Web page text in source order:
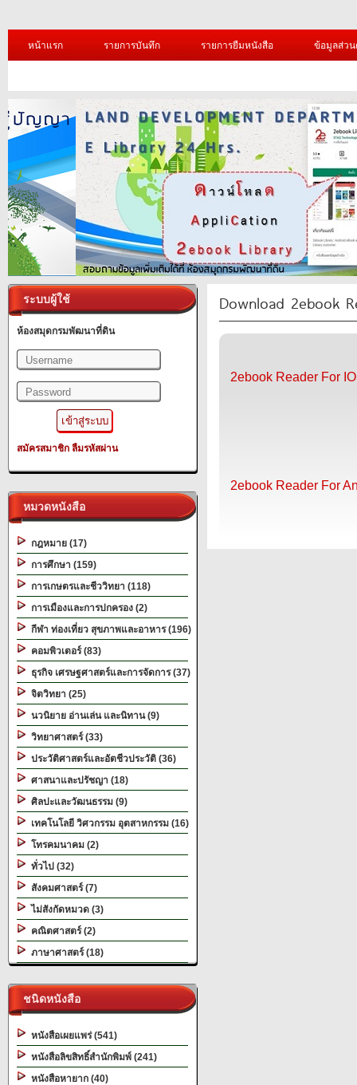
หน้าแรก รายการบันทึก รายการยืมหนังสือ ข้อมูลส่ว
ระบบผู้ใช้
ห้องสมุดกรมพัฒนาที่ดิน
สมัครสมาชิก ลืมรหัสผ่าน
หมวดหนังสือ
กฎหมาย (17)
การศึกษา (159)
การเกษตรและชีววิทยา (118)
การเมืองและการปกครอง (2)
กีฬา ท่องเที่ยว สุขภาพและอาหาร (196)
คอมพิวเตอร์ (83)
ธุรกิจ เศรษฐศาสตร์และการจัดการ (37)
จิตวิทยา (25)
นวนิยาย อ่านเล่น และนิทาน (9)
วิทยาศาสตร์ (33)
ประวัติศาสตร์และอัตชีวประวัติ (36)
ศาสนาและปรัชญา (18)
ศิลปะและวัฒนธรรม (9)
เทคโนโลยี วิศวกรรม อุตสาหกรรม (16)
โทรคมนาคม (2)
ทั่วไป (32)
สังคมศาสตร์ (7)
ไม่สังกัดหมวด (3)
คณิตศาสตร์ (2)
ภาษาศาสตร์ (18)
ชนิดหนังสือ
หนังสือเผยแพร่ (541)
หนังสือลิขสิทธิ์สำนักพิมพ์ (241)
หนังสือหายาก (40)
Download 2ebook
2ebook Reader For
2ebook Reader For